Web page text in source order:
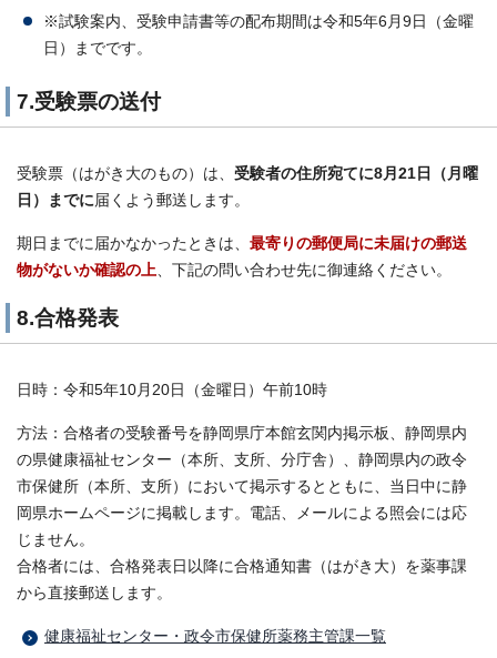
※試験案内、受験申請書等の配布期間は令和5年6月9日（金曜
日）までです。
7.受験票の送付
受験票（はがき大のもの）は、 受験者の住所宛てに8月21日（月曜
日）までに届くよう郵送します。
期日までに届かなかったときは、 最寄りの郵便局に未届けの郵送
物がないか確認の上、下記の問い合わせ先に御連絡ください。
8.合格発表
日時：令和5年10月20日（金曜日）午前10時
方法：合格者の受験番号を静岡県庁本館玄関内掲示板、静岡県内
の県健康福祉センター（本所、支所、分庁舎）、静岡県内の政令
市保健所（本所、支所）において掲示するとともに、当日中に静
岡県ホームページに掲載します。電話、メールによる照会には応
じません。
合格者には、合格発表日以降に合格通知書（はがき大）を薬事課
から直接郵送します。
健康福祉センター・政令市保健所薬務主管課一覧